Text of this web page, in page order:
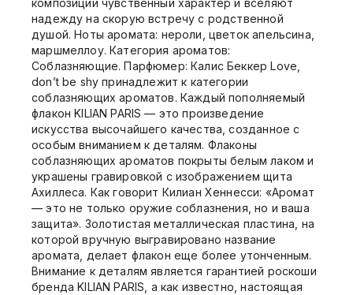
композиции чувственный характер и вселяют
надежду на скорую встречу с родственной
душой. Ноты аромата: нероли, цветок апельсина,
маршмеллоу. Категория ароматов:
Cоблазняющие. Парфюмер: Калис Беккер Love,
don’t be shy принадлежит к категории
соблазняющих ароматов. Каждый пополняемый
флакон KILIAN PARIS — это произведение
искусства высочайшего качества, созданное с
особым вниманием к деталям. Флаконы
соблазняющих ароматов покрыты белым лаком и
украшены гравировкой с изображением щита
Ахиллеса. Как говорит Килиан Хеннесси: «Аромат
— это не только оружие соблазнения, но и ваша
защита». Золотистая металлическая пластина, на
которой вручную выгравировано название
аромата, делает флакон еще более утонченным.
Внимание к деталям является гарантией роскоши
бренда KILIAN PARIS, а как известно, настоящая